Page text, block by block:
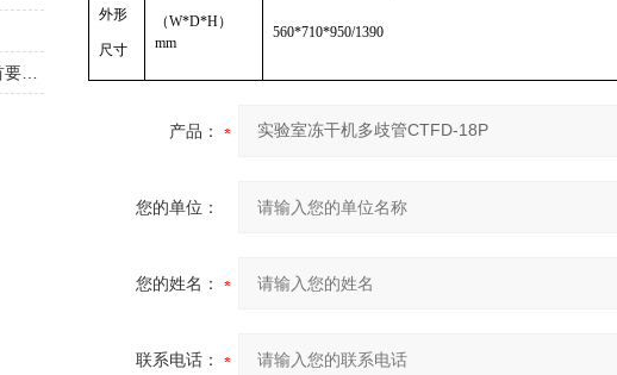
外形
尺寸
（W*D*H）
mm
560*710*950/1390
产品：
您的单位：
您的姓名：
联系电话：
智能粪菌分离系统二级生物实验室洁净首要选择